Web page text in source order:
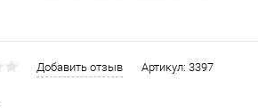
Добавить отзыв Артикул: 3397